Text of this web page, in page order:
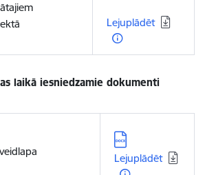
Lejuplādēt
laikā iesniedzamie dokumenti
Lejupielādēt:
Lejuplādēt